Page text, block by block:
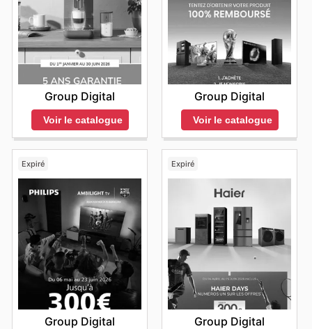
Group Digital
Voir le catalogue
Group Digital
Voir le catalogue
Expiré
Group Digital
Expiré
Group Digital